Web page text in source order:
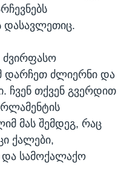
დასავლეთიც.
ძვირფასო
დარჩეთ ძლიერნი და
ჩვენ თქვენ გვერდით
მას შემდეგ, რაც
ქალები,
სამოქალაქო